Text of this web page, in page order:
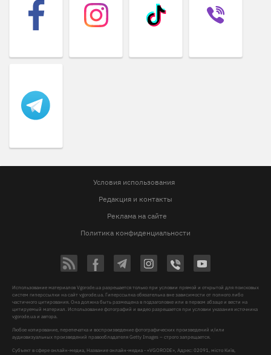
Условия использования
Редакция и контакты
Реклама на сайте
Политика конфиденциальности
Использование материалов Vgorode.ua разрешается только при условии прямой и открытой для поисковых
систем гиперссылки на сайт vgorode.ua. Гиперссылка обязательна вне зависимости от полного либо
частичного цитирования. Она должна быть размещена в подзаголовке или в первом абзаце и вести на
цитируемый материал. Использование фотографий и видео разрешается при условии указания источника
vgorode.ua и автора.
Любое копирование, перепечатка и воспроизведение фотографических произведений и/или
аудиовизуальных произведений правообладателя Getty Images – строго запрещается.
Субъект в сфере онлайн-медиа, Название онлайн-медиа - «VGORODE», Адрес: 02091, місто Київ,